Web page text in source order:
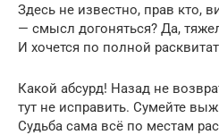
Здесь не известно, прав кто,
— смысл догоняться? Да,
И хочется по полной
Какой абсурд! Назад не
тут не исправить. Сумейте
Судьба сама всё по местам